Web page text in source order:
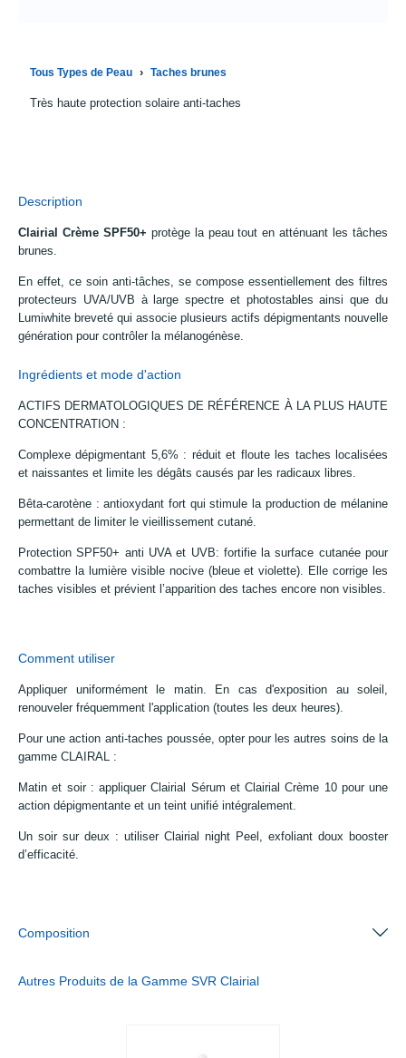
Tous Types de Peau › Taches brunes
Très haute protection solaire anti-taches
Description
Clairial Crème SPF50+ protège la peau tout en atténuant les tâches
brunes.
En effet, ce soin anti-tâches, se compose essentiellement des filtres
protecteurs UVA/UVB à large spectre et photostables ainsi que du
Lumiwhite breveté qui associe plusieurs actifs dépigmentants nouvelle
génération pour contrôler la mélanogénèse.
Ingrédients et mode d'action
ACTIFS DERMATOLOGIQUES DE RÉFÉRENCE À LA PLUS HAUTE
CONCENTRATION :
Complexe dépigmentant 5,6% : réduit et floute les taches localisées
et naissantes et limite les dégâts causés par les radicaux libres.
Bêta-carotène : antioxydant fort qui stimule la production de mélanine
permettant de limiter le vieillissement cutané.
Protection SPF50+ anti UVA et UVB: fortifie la surface cutanée pour
combattre la lumière visible nocive (bleue et violette). Elle corrige les
taches visibles et prévient l’apparition des taches encore non visibles.
Comment utiliser
Appliquer uniformément le matin. En cas d'exposition au soleil,
renouveler fréquemment l'application (toutes les deux heures).
Pour une action anti-taches poussée, opter pour les autres soins de la
gamme CLAIRAL :
Matin et soir : appliquer Clairial Sérum et Clairial Crème 10 pour une
action dépigmentante et un teint unifié intégralement.
Un soir sur deux : utiliser Clairial night Peel, exfoliant doux booster
d’efficacité.
Composition
Autres Produits de la Gamme SVR Clairial